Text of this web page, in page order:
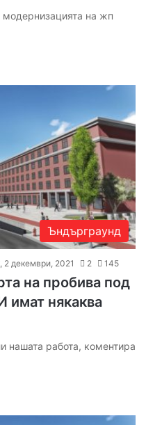
модернизацията на жп
Ъндърграунд
2 декември, 2021 2 145
на пробива под
имат някаква
нашата работа, коментира